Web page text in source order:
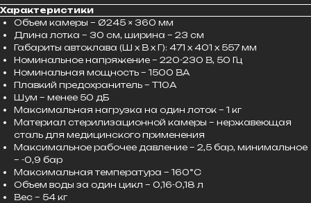
Характеристики
Объем камеры – Ø245 × 360 мм
Длина лотка – 30 см, ширина – 23 см
Габариты автоклава (Ш х В х Г): 471 х 401 х 557 мм
Номинальное напряжение – 220-230 В, 50 Гц
Номинальная мощность – 1500 ВА
Плавкий предохранитель – Т10А
Шум – менее 50 дБ
Максимальная нагрузка на один лоток – 1 кг
Материал стерилизационной камеры – нержавеющая
сталь для медицинского применения
Максимальное рабочее давление – 2,5 бар, минимальное
– -0,9 бар
Максимальная температура – 160°C
Объем воды за один цикл – 0,16-0,18 л
Вес – 54 кг